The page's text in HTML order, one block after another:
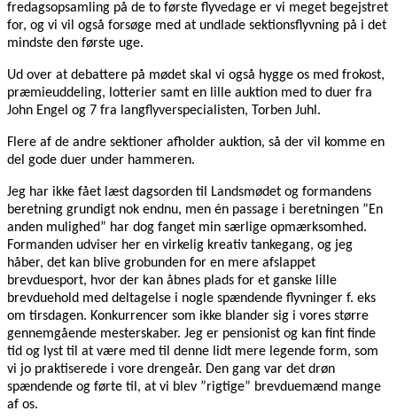
fredagsopsamling på de to første flyvedage er vi meget begejstret
for, og vi vil også forsøge med at undlade sektionsflyvning på i det
mindste den første uge.
Ud over at debattere på mødet skal vi også hygge os med frokost,
præmieuddeling, lotterier samt en lille auktion med to duer fra
John Engel og 7 fra langflyverspecialisten, Torben Juhl.
Flere af de andre sektioner afholder auktion, så der vil komme en
del gode duer under hammeren.
Jeg har ikke fået læst dagsorden til Landsmødet og formandens
beretning grundigt nok endnu, men én passage i beretningen ”En
anden mulighed” har dog fanget min særlige opmærksomhed.
Formanden udviser her en virkelig kreativ tankegang, og jeg
håber, det kan blive grobunden for en mere afslappet
brevduesport, hvor der kan åbnes plads for et ganske lille
brevduehold med deltagelse i nogle spændende flyvninger f. eks
om tirsdagen. Konkurrencer som ikke blander sig i vores større
gennemgående mesterskaber. Jeg er pensionist og kan fint finde
tid og lyst til at være med til denne lidt mere legende form, som
vi jo praktiserede i vore drengeår. Den gang var det drøn
spændende og førte til, at vi blev ”rigtige” brevduemænd mange
af os.